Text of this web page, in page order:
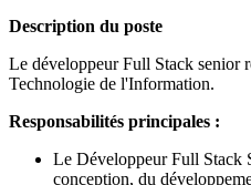
Description du poste
Le développeur Full Stack senior
Technologie de l'Information.
Responsabilités principales :
Le Développeur Full Stack
conception, du